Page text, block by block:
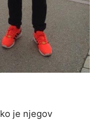
je njegov